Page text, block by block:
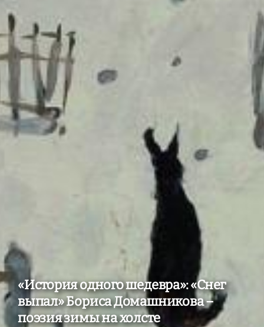
«История одного шедевра»: «Снег
выпал» Бориса Домашникова –
поэзия зимы на холсте